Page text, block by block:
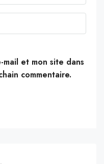
et mon site dans
commentaire.